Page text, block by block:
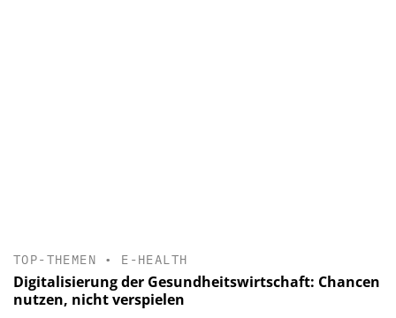
TOP-THEMEN • E-HEALTH
Digitalisierung der Gesundheitswirtschaft: Chancen
nutzen, nicht verspielen